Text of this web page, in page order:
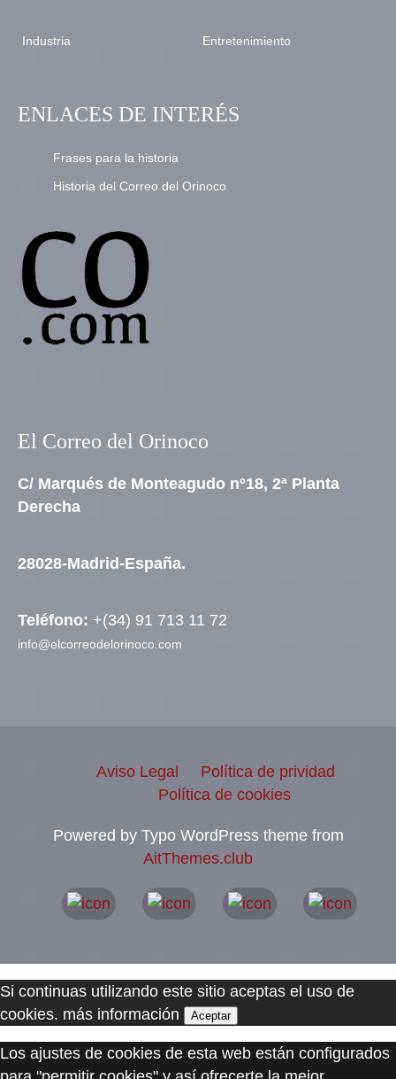
Industria Entretenimiento
ENLACES DE INTERÉS
Frases para la historia
Historia del Correo del Orinoco
El Correo del Orinoco
C/ Marqués de Monteagudo nº18, 2ª Planta
Derecha
28028-Madrid-España.
Teléfono: +(34) 91 713 11 72
info@elcorreodelorinoco.com
Aviso Legal
Política de prividad
Política de cookies
Powered by Typo WordPress theme from
AitThemes.club
Si continuas utilizando este sitio aceptas el uso de
cookies. más información Aceptar
Los ajustes de cookies de esta web están configurados